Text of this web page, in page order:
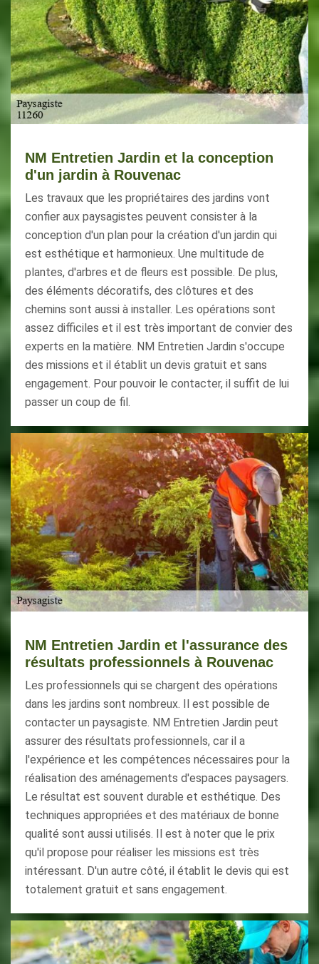
NM Entretien Jardin et la conception
d'un jardin à Rouvenac
Les travaux que les propriétaires des jardins vont
confier aux paysagistes peuvent consister à la
conception d'un plan pour la création d'un jardin qui
est esthétique et harmonieux. Une multitude de
plantes, d'arbres et de fleurs est possible. De plus,
des éléments décoratifs, des clôtures et des
chemins sont aussi à installer. Les opérations sont
assez difficiles et il est très important de convier des
experts en la matière. NM Entretien Jardin s'occupe
des missions et il établit un devis gratuit et sans
engagement. Pour pouvoir le contacter, il suffit de lui
passer un coup de fil.
NM Entretien Jardin et l'assurance des
résultats professionnels à Rouvenac
Les professionnels qui se chargent des opérations
dans les jardins sont nombreux. Il est possible de
contacter un paysagiste. NM Entretien Jardin peut
assurer des résultats professionnels, car il a
l'expérience et les compétences nécessaires pour la
réalisation des aménagements d'espaces paysagers.
Le résultat est souvent durable et esthétique. Des
techniques appropriées et des matériaux de bonne
qualité sont aussi utilisés. Il est à noter que le prix
qu'il propose pour réaliser les missions est très
intéressant. D'un autre côté, il établit le devis qui est
totalement gratuit et sans engagement.